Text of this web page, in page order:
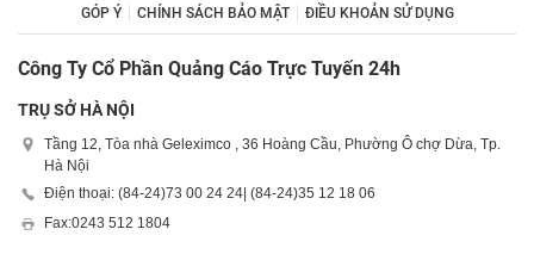
GÓP Ý CHÍNH SÁCH BẢO MẬT ĐIỀU KHOẢN SỬ DỤNG
Công Ty Cổ Phần Quảng Cáo Trực Tuyến 24h
TRỤ SỞ HÀ NỘI
Tầng 12, Tòa nhà Geleximco , 36 Hoàng Cầu, Phường Ô chợ Dừa, Tp.
Hà Nội
Điện thoại: (84-24)73 00 24 24 | (84-24)35 12 18 06
Fax:0243 512 1804